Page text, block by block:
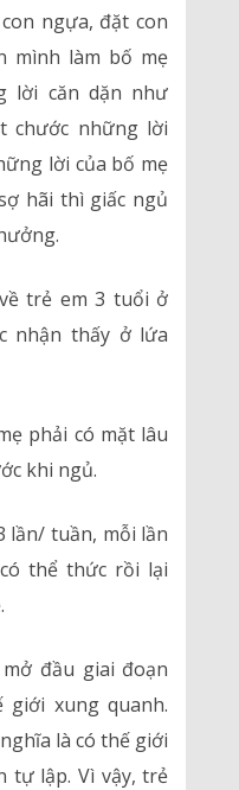
ngựa, đặt con
mình làm bố mẹ
lời căn dặn như
chước những lời
lời của bố mẹ
hãi thì giấc ngủ
trẻ em 3 tuổi ở
nhận thấy ở lứa
phải có mặt lâu
khi ngủ.
lần/ tuần, mỗi lần
thể thức rồi lại
đầu giai đoạn
xung quanh.
là có thế giới
tự lập. Vì vậy, trẻ